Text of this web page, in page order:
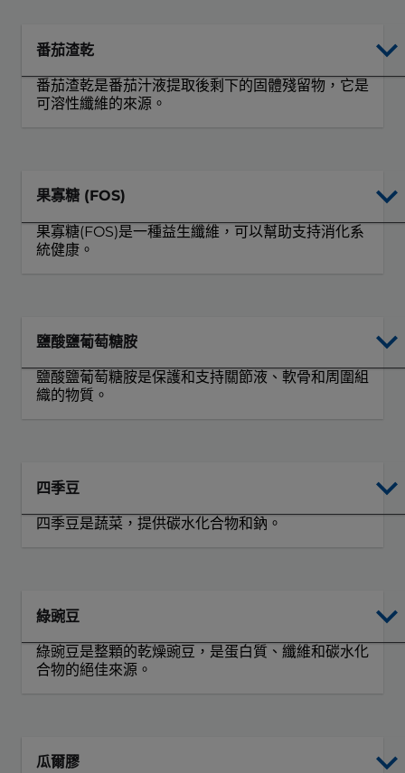
番茄渣乾
番茄渣乾是番茄汁液提取後剩下的固體殘留物，它是
可溶性纖維的來源。
果寡糖 (FOS)
果寡糖(FOS)是一種益生纖維，可以幫助支持消化系
統健康。
鹽酸鹽葡萄糖胺
鹽酸鹽葡萄糖胺是保護和支持關節液、軟骨和周圍組
織的物質。
四季豆
四季豆是蔬菜，提供碳水化合物和鈉。
綠豌豆
綠豌豆是整顆的乾燥豌豆，是蛋白質、纖維和碳水化
合物的絕佳來源。
瓜爾膠